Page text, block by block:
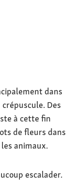
dans
Des
à cette fin
de fleurs dans
animaux.
escalader.